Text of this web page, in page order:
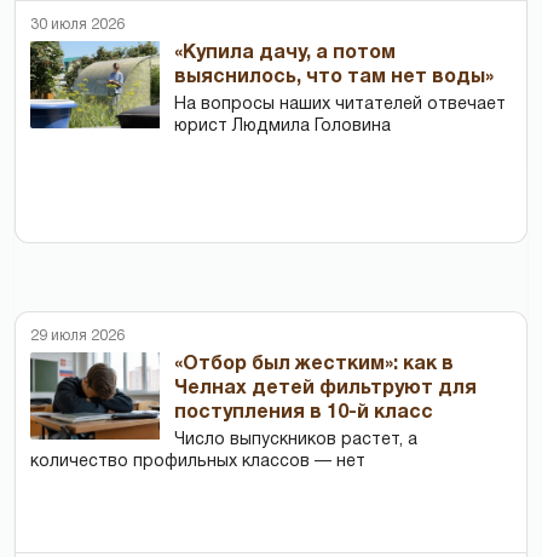
30 июля 2026
«Купила дачу, а потом
выяснилось, что там нет воды»
На вопросы наших читателей отвечает
юрист Людмила Головина
29 июля 2026
«Отбор был жестким»: как в
Челнах детей фильтруют для
поступления в 10-й класс
Число выпускников растет, а
количество профильных классов — нет